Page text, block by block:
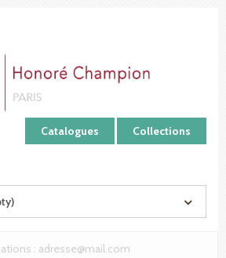
Catalogues Collections